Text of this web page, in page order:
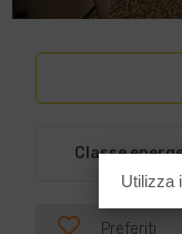
Classe
Preferiti
Utilizza